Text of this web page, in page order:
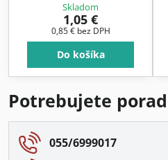
Skladom
1,05 €
0,85 € bez DPH
Do košíka
Potrebujete
055/6999017